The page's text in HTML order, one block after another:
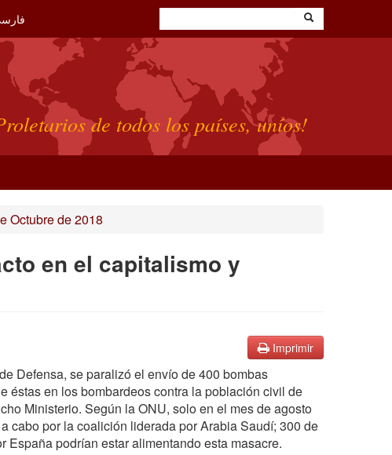
de todos los países, uníos!
Octubre de 2018
en el capitalismo y
Imprimir
Defensa, se paralizó el envío de 400 bombas
éstas en los bombardeos contra la población civil de
Ministerio. Según la ONU, solo en el mes de agosto
cabo por la coalición liderada por Arabia Saudí; 300 de
España podrían estar alimentando esta masacre.